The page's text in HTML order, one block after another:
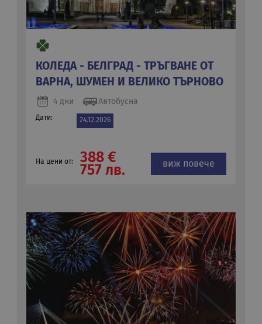
КОЛЕДА - БЕЛГРАД - ТРЪГВАНЕ ОТ
ВАРНА, ШУМЕН И ВЕЛИКО ТЪРНОВО
4 дни Автобусна
Дати: 24.12.2026
На цени от:
388 €
757 лв.
виж повече